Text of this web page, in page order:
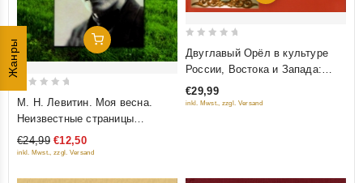
Жанры Добавить В Корзину
5
М. Н. Левитин. Моя весна.
Неизвестные страницы
биографии М. В. Исаковского
€24,99 €12,50
inkl. Mwst., zzgl. Versand
out
5
Двуглавый Орёл в культуре
России, Востока и Запада:
социальные представления
(Мягкий переплёт)
€29,99
inkl. Mwst., zzgl. Versand